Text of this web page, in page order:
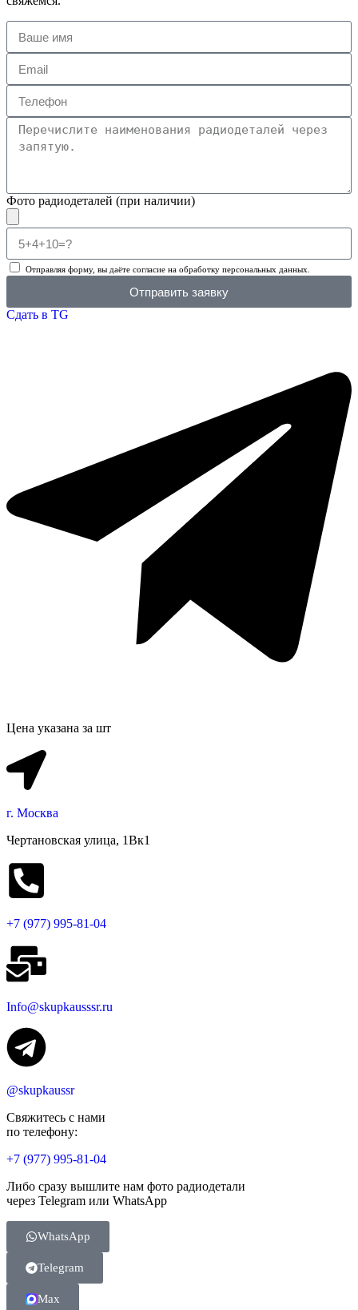
Фото радиодеталей (при наличии)
Отправляя форму, вы даёте согласие на обработку персональных данных.
Отправить заявку
Сдать в TG
Цена указана за шт
г. Москва
Чертановская улица, 1Вк1
+7 (977) 995-81-04
Info@skupkausssr.ru
@skupkaussr
Свяжитесь с нами
по телефону:
+7 (977) 995-81-04
Либо сразу вышлите нам фото радиодетали
через Telegram или WhatsApp
WhatsApp
Telegram
Max